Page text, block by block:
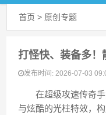
首页 > 原创专题
打怪快、装备多！
发布时间: 2026-07-03
在超级攻速传奇手
与炫酷的光柱特效，